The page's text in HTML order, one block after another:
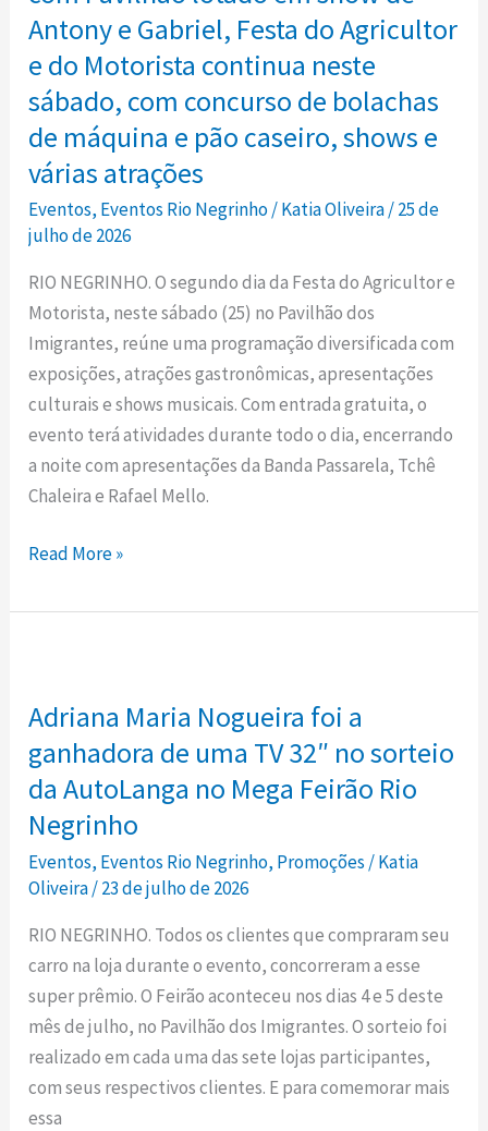
domingo
Antony e Gabriel, Festa do Agricultor
e do Motorista continua neste
sábado, com concurso de bolachas
de máquina e pão caseiro, shows e
várias atrações
Eventos, Eventos Rio Negrinho/Katia Oliveira/25 de
julho de 2026
RIO NEGRINHO. O segundo dia da Festa do Agricultor e
Motorista, neste sábado (25) no Pavilhão dos
Imigrantes, reúne uma programação diversificada com
exposições, atrações gastronômicas, apresentações
culturais e shows musicais. Com entrada gratuita, o
evento terá atividades durante todo o dia, encerrando
a noite com apresentações da Banda Passarela, Tchê
Chaleira e Rafael Mello.
noite
com
Pavilhão
lotado
em
show
de
Antony
Gabriel,
Festa
do
Agricultor
e
do
Motorista
continua
sábado,
de
máquina
e
caseiro,
shows
e
várias
atrações
Read More »
Adriana Maria Nogueira foi a
ganhadora de uma TV 32″ no sorteio
da AutoLanga no Mega Feirão Rio
Negrinho
Eventos, Eventos Rio Negrinho, Promoções /Katia
Oliveira/23 de julho de 2026
RIO NEGRINHO. Todos os clientes que compraram seu
carro na loja durante o evento, concorreram a esse
super prêmio. O Feirão aconteceu nos dias 4 e 5 deste
mês de julho, no Pavilhão dos Imigrantes. O sorteio foi
realizado em cada uma das sete lojas participantes,
com seus respectivos clientes. E para comemorar mais
essa
Nogueira
foi
de
uma
TV
32″
no
sorteio
da
AutoLanga
no
Mega